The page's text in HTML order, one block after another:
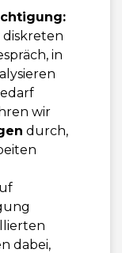
in
wir
durch,
dabei,